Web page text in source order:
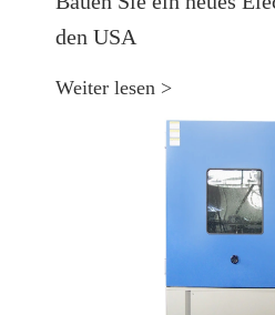
den USA
Weiter lesen >